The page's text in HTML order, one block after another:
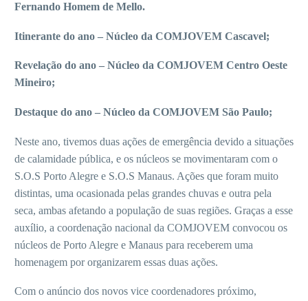
Fernando Homem de Mello.
Itinerante do ano – Núcleo da COMJOVEM Cascavel;
Revelação do ano – Núcleo da COMJOVEM Centro Oeste
Mineiro;
Destaque do ano – Núcleo da COMJOVEM São Paulo;
Neste ano, tivemos duas ações de emergência devido a situações
de calamidade pública, e os núcleos se movimentaram com o
S.O.S Porto Alegre e S.O.S Manaus. Ações que foram muito
distintas, uma ocasionada pelas grandes chuvas e outra pela
seca, ambas afetando a população de suas regiões. Graças a esse
auxílio, a coordenação nacional da COMJOVEM convocou os
núcleos de Porto Alegre e Manaus para receberem uma
homenagem por organizarem essas duas ações.
Com o anúncio dos novos vice coordenadores próximo,